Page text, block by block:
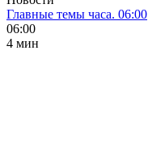
Главные темы часа. 06:00
06:00
4 мин